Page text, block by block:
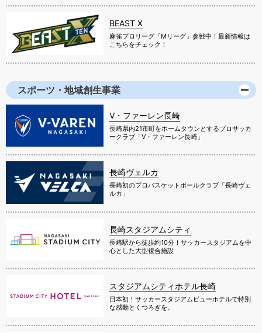
BEAST X
麻雀プロリーグ「Mリーグ」参戦中！最新情報は
こちらをチェック！
スポーツ・地域創生事業
V・ファーレン長崎
長崎県内21市町をホームタウンとするプロサッカ
ークラブ「V・ファーレン長崎」
長崎ヴェルカ
長崎初のプロバスケットボールクラブ「長崎ヴェ
ルカ」
長崎スタジアムシティ
長崎駅から徒歩約10分！サッカースタジアムを中
心とした大型複合施設
スタジアムシティホテル長崎
日本初！サッカースタジアムビューホテルで特別
な感動とくつろぎを。